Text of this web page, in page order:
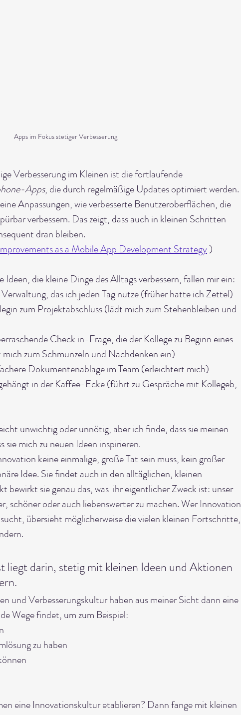
Apps im Fokus stetiger Verbesserung
Verbesserung im Kleinen ist die fortlaufende
Apps, die durch regelmäßige Updates optimiert werden.
Anpassungen, wie verbesserte Benutzeroberflächen, die
verbessern. Das zeigt, dass auch in kleinen Schritten
dran bleiben.
as a Mobile App Development Strategy )
die kleine Dinge des Alltags verbessern, fallen mir ein:
das ich jeden Tag nutze (früher hatte ich Zettel)
zum Projektabschluss (lädt mich zum Stehenbleiben und
Check in-Frage, die der Kollege zu Beginn eines
zum Schmunzeln und Nachdenken ein)
Dokumentenablage im Team (erleichtert mich)
in der Kaffee-Ecke (führt zu Gespräche mit Kollegeb,
unwichtig oder unnötig, aber ich finde, dass sie meinen
mich zu neuen Ideen inspirieren.
keine einmalige, große Tat sein muss, kein großer
Idee. Sie findet auch in den alltäglichen, kleinen
bewirkt sie genau das, was  ihr eigentlicher Zweck ist: unser
schöner oder auch liebenswerter zu machen. Wer Innovation
übersieht möglicherweise die vielen kleinen Fortschritte,
liegt darin, stetig mit kleinen Ideen und Aktionen
und Verbesserungskultur haben aus meiner Sicht dann eine
Wege findet, um zum Beispiel:
zu haben
eine Innovationskultur etablieren? Dann fange mit kleinen